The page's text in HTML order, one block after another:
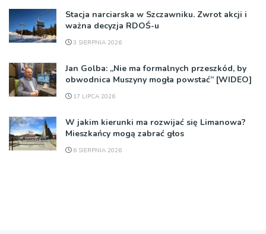
Stacja narciarska w Szczawniku. Zwrot akcji i
ważna decyzja RDOŚ-u
3 SIERPNIA 2026
Jan Golba: „Nie ma formalnych przeszkód, by
obwodnica Muszyny mogła powstać” [WIDEO]
17 LIPCA 2026
W jakim kierunki ma rozwijać się Limanowa?
Mieszkańcy mogą zabrać głos
6 SIERPNIA 2026